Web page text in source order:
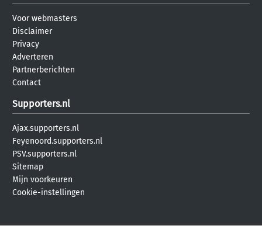
Voor webmasters
Disclaimer
Privacy
Adverteren
Partnerberichten
Contact
Supporters.nl
Ajax.supporters.nl
Feyenoord.supporters.nl
PSV.supporters.nl
Sitemap
Mijn voorkeuren
Cookie-instellingen